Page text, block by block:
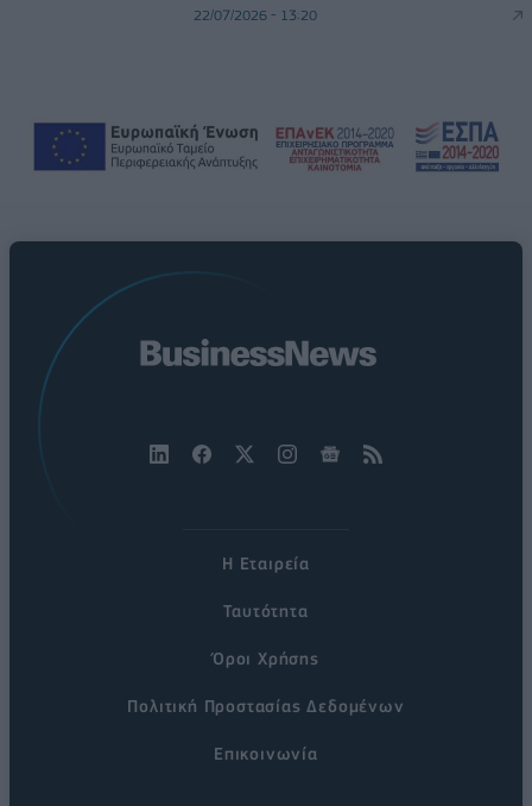
22/07/2026 - 13:20
Η Εταιρεία
Ταυτότητα
Όροι Χρήσης
Πολιτική Προστασίας Δεδομένων
Επικοινωνία